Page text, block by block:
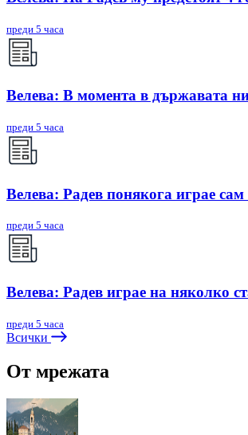
преди 5 часа
Велева: В момента в държавата
преди 5 часа
Велева: Радев понякога играе
преди 5 часа
Велева: Радев играе на няколко
преди 5 часа
Всички
От мрежата